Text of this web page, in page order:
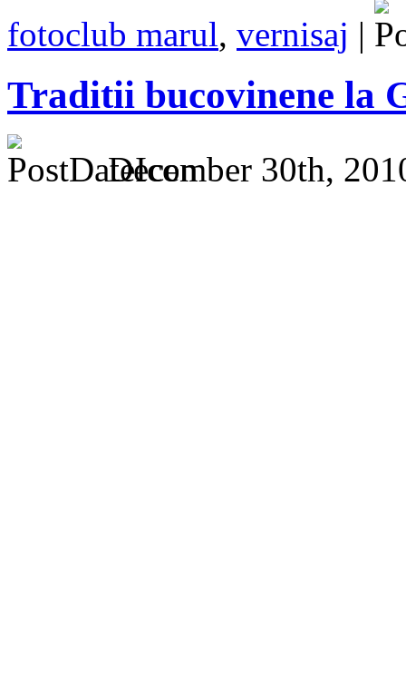
fotoclub marul, vernisaj |
Traditii bucovinene la
December 30th,